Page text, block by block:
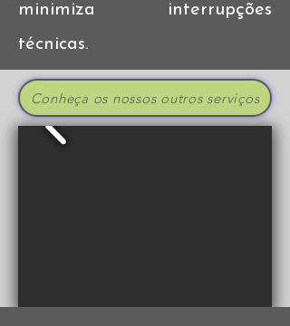
minimiza interrupções
técnicas.
Conheça os nossos outros serviços